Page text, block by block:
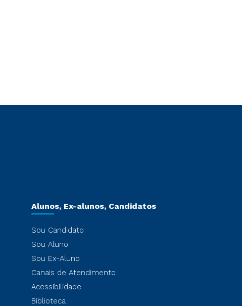
Alunos, Ex-alunos, Candidatos
Sou Candidato
Sou Aluno
Sou Ex-Aluno
Canais de Atendimento
Acessibilidade
Biblioteca